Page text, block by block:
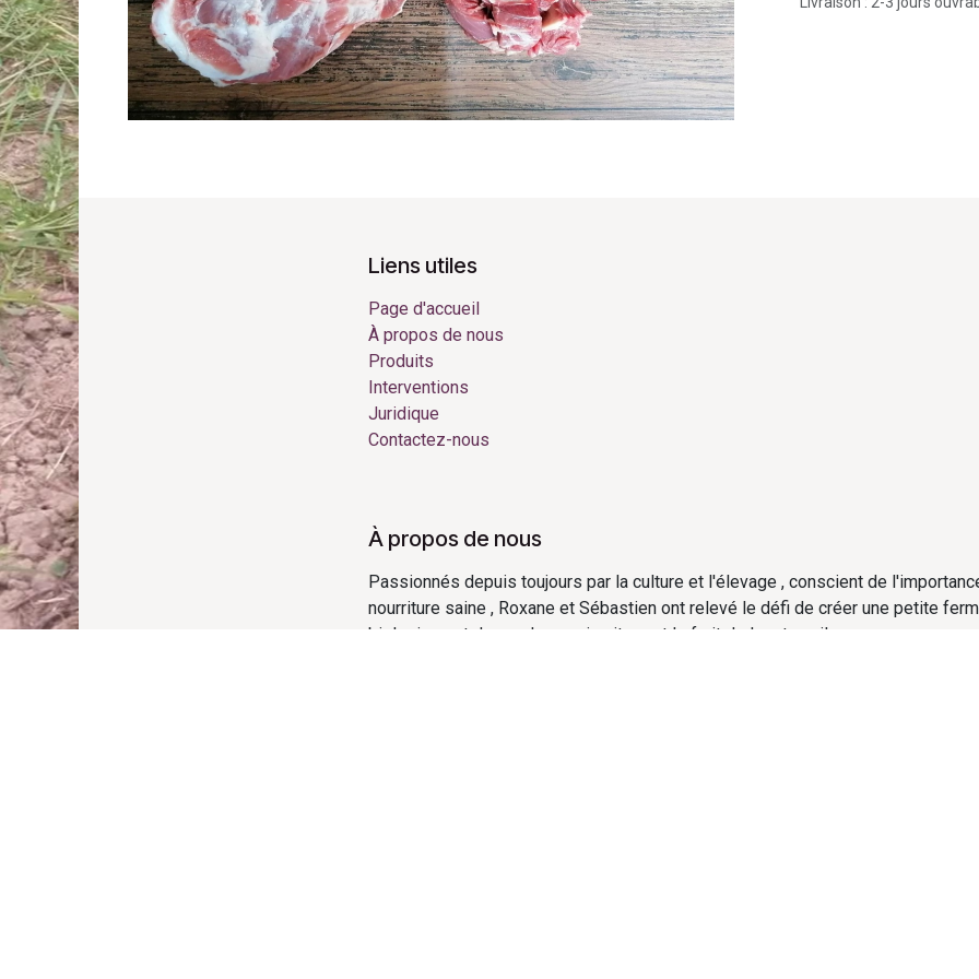
Liens utiles
Page d'accueil
À propos de nous
Produits
Interventions
Juridique
Contactez-nous
À propos de nous
Passionnés depuis toujours par la culture et l'élevage , conscient de
nourriture saine , Roxane et Sébastien ont relevé le défi de créer une petite
biologique et de vendre en circuit-court le fruit de leur travail .